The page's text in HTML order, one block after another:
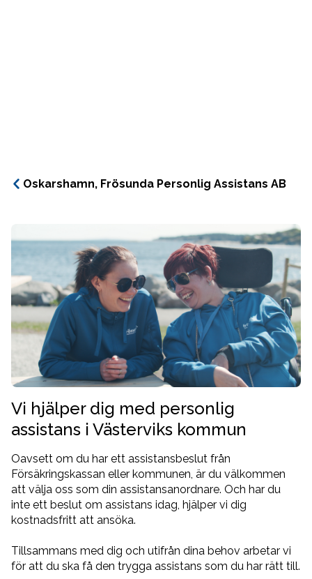
Oskarshamn, Frösunda Personlig Assistans AB
Vi hjälper dig med personlig
assistans i Västerviks kommun
Oavsett om du har ett assistansbeslut från
Försäkringskassan eller kommunen, är du välkommen
att välja oss som din assistansanordnare. Och har du
inte ett beslut om assistans idag, hjälper vi dig
kostnadsfritt att ansöka.
Tillsammans med dig och utifrån dina behov arbetar vi
för att du ska få den trygga assistans som du har rätt till.